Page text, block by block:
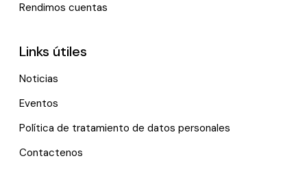
Rendimos cuentas
Links útiles
Noticias
Eventos
Política de tratamiento de datos personales
Contactenos